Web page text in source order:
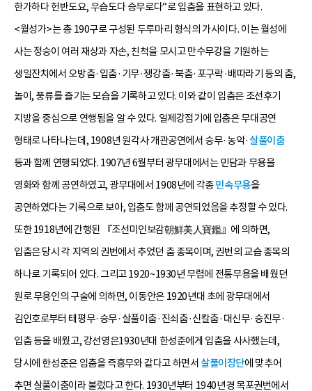
한가하다 헌반도요, 우습도다 승무로다”로 입춤을 표현하고 있다.
<월성가>는 총 190구로 구성된 두루마리 형식의 가사이다. 이는 월성에
사는 정승이 여러 재상과 자손, 친척을 모시고 만수무강을 기원하는
생일잔치에서 오방춤·입춤·기무·쟁강춤·북춤·포구락·배따라기 등의 춤,
놀이, 풍류를 즐기는 모습을 기록하고 있다. 이와 같이 입춤은 조선후기
지방을 중심으로 연행됨을 알 수 있다. 일제강점기에 입춤은 무대공연
형태로 나타나는데, 1908년 원각사 개관공연에서 승무·농악·살풀이춤
등과 함께 연행되었다. 1907년 6월부터 광무대에서는 민담과 무용을
영화와 함께 공연하였고, 광무대에서 1908년에 각종민속무용을
공연하였다는 기록으로 보아, 입춤도 함께 공연되었음을 추정할 수 있다.
또한 1918년에 간행된 『조선미인보감朝鮮美人寶鑑』에 의하면,
입춤은 당시 각 지역의 권번에서 추었던 춤 종목이며, 권번의 교습 종목의
하나로 기록되어 있다. 그리고 1920~1930년 무렵에 전통무용을 배웠던
원로 무용인의 구술에 의하면, 이동안은 1920년대 초에 광무대에서
김인호로부터 태평무·승무·살풀이춤·진쇠춤·신칼춤·대신무·승진무·
입춤 등을 배웠고, 강선영은1930년대 한성준에게 입춤을 사사했는데,
당시에 한성준은 입춤을 즉흥무와 같다고 하면서살풀이장단에 맞추어
추면 살풀이춤이라 불렀다고 한다. 1930년부터 1940년경 목포권번에서